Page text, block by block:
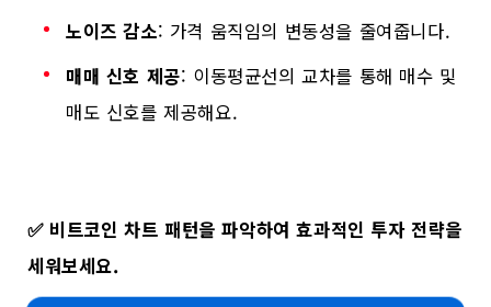
노이즈 감소: 가격 움직임의 변동성을 줄여줍니다.
매매 신호 제공: 이동평균선의 교차를 통해 매수 및
매도 신호를 제공해요.
✅ 비트코인 차트 패턴을 파악하여 효과적인 투자 전략을
세워보세요.